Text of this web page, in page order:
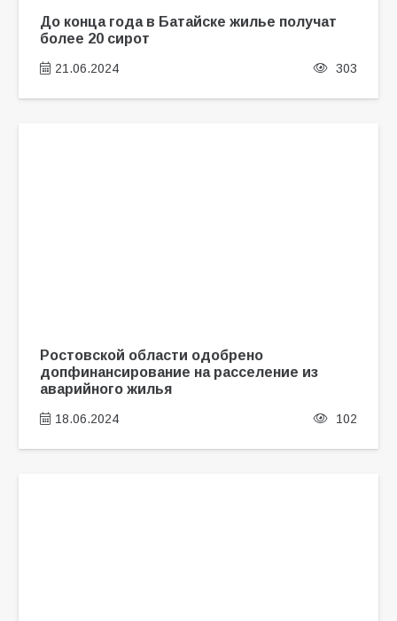
До конца года в Батайске жилье получат
более 20 сирот
21.06.2024 303
Ростовской области одобрено
допфинансирование на расселение из
аварийного жилья
18.06.2024 102